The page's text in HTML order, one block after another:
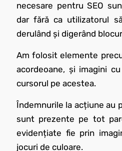
necesare pentru SEO
dar fără ca utilizatorul
derulând și digerând
Am folosit elemente
acordeoane, și imagini
cursorul pe acestea.
Îndemnurile la acțiune au
sunt prezente pe tot
evidențiate fie prin
jocuri de culoare.